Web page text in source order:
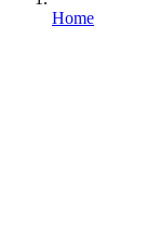
Home